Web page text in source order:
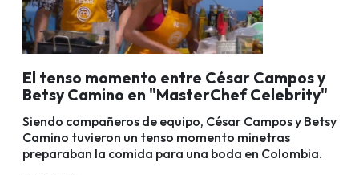
El tenso momento entre César Campos y
Betsy Camino en "MasterChef Celebrity"
Siendo compañeros de equipo, César Campos y Betsy
Camino tuvieron un tenso momento minetras
preparaban la comida para una boda en Colombia.